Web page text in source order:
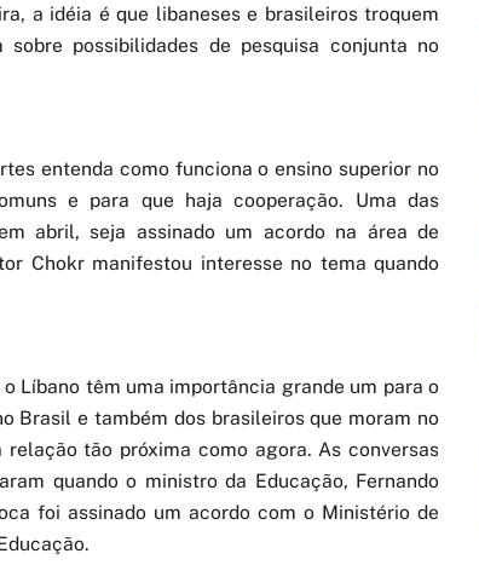
a idéia é que libaneses e brasileiros troquem
possibilidades de pesquisa conjunta no
entenda como funciona o ensino superior no
e para que haja cooperação. Uma das
abril, seja assinado um acordo na área de
Chokr manifestou interesse no tema quando
Líbano têm uma importância grande um para o
Brasil e também dos brasileiros que moram no
tão próxima como agora. As conversas
quando o ministro da Educação, Fernando
foi assinado um acordo com o Ministério de